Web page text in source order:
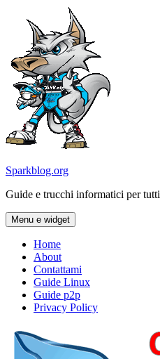
contenuto
Sparkblog.org
Guide e trucchi informatici per tutti
Menu e widget
Home
About
Contattami
Guide Linux
Guide p2p
Privacy Policy